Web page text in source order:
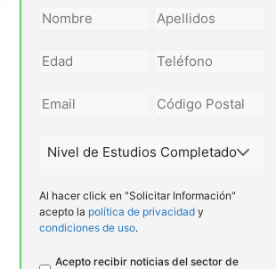
Nombre Apellidos
Número Teléfono
Email
Código
*
Nivel
Estudios
*
Al hacer click en "Solicitar Información"
acepto la política de privacidad y
condiciones de uso.
LegalAcepto recibir noticias del sector de